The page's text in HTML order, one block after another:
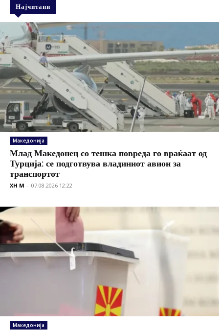
Најчитани
Македонија
Млад Македонец со тешка повреда го враќаат од
Турција: се подготвува владиниот авион за
транспортот
XH M - 07.08.2026 12:22
Македонија